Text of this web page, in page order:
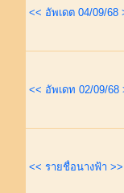
<< อัพเดต 04/09/
<< อัพเดท 02/09/
<< รายชื่อนางฟ้า